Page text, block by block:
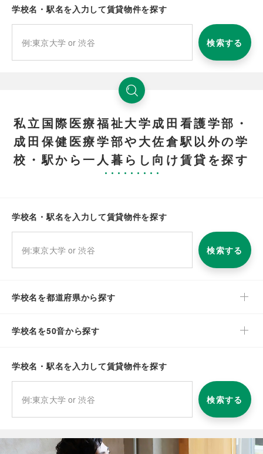
学校名・駅名を入力して賃貸物件を探す
検索する
私立国際医療福祉大学成田看護学部・
成田保健医療学部や大佐倉駅以外の学
校・駅から一人暮らし向け賃貸を探す
学校名・駅名を入力して賃貸物件を探す
検索する
学校名を都道府県から探す
学校名を50音から探す
学校名・駅名を入力して賃貸物件を探す
検索する